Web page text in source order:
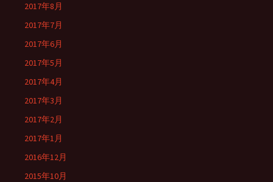
2017年8月
2017年7月
2017年6月
2017年5月
2017年4月
2017年3月
2017年2月
2017年1月
2016年12月
2015年10月